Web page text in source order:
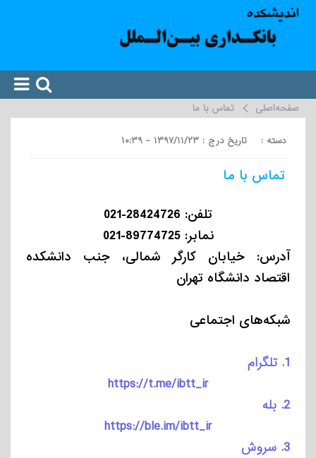
صفحه‌اصلی تماس با ما
دسته : تاریخ درج : ۱۳۹۷/۱۱/۲۳ - ۱۰:۳۹
تماس با ما
تلفن: 28424726-021
نمابر: ‌89774725-021
آدرس: خیابان کارگر شمالی، جنب دانشکده
اقتصاد دانشگاه تهران
شبکه‌های اجتماعی
1. تلگرام
https://t.me/ibtt_ir
2. بله
https://ble.im/ibtt_ir
3. سروش